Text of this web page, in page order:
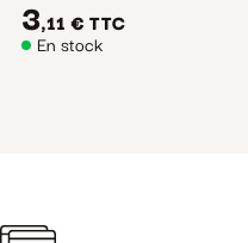
3,11 € TTC
En stock